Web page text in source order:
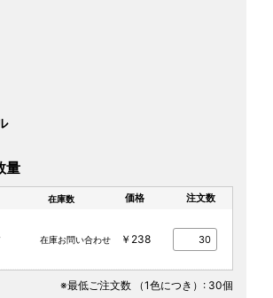
量
在庫数 価格 注文数
在庫お問い合わせ ￥238
※最低ご注文数 （1色につき） : 30個